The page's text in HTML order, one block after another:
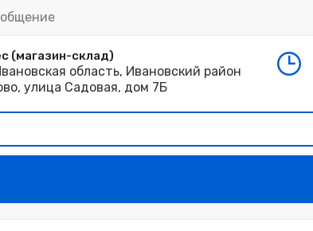
(магазин-склад)
область, Ивановский район
улица Садовая, дом 7Б